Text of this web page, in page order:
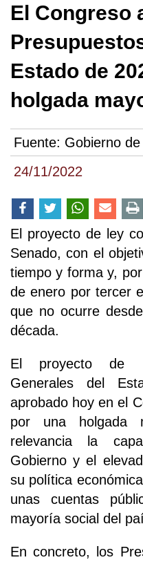
24/11/2022
El Congreso
Estado de
holgada
Fuente: Gobierno
El proyecto de ley
Senado, con el
tiempo y forma y,
de enero por tercer
que no ocurre
década.
El proyecto de
Generales del
aprobado hoy en el
por una holgada
relevancia la
Gobierno y el
su política
unas cuentas
mayoría social del
En concreto, los